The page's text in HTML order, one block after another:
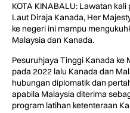
KOTA KINABALU: Lawatan
Laut Diraja Kanada, Her
ke negeri ini mampu
Malaysia dan Kanada.
Pesuruhjaya Tinggi Kanada ke
pada 2022 lalu Kanada dan
hubungan diplomatik dan
apabila Malaysia diterima
program latihan ketenteraan